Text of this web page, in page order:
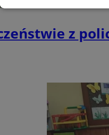
z
Niezbędne
Niezbędne pliki cookie
zarządzanie kontem. Bez
Nazwa